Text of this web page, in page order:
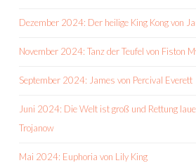
Dezember 2024: Der heilige King Kong von
November 2024: Tanz der Teufel von Fiston
September 2024: James von Percival Everett
Juni 2024: Die Welt ist groß und Rettung
Trojanow
Mai 2024: Euphoria von Lily King